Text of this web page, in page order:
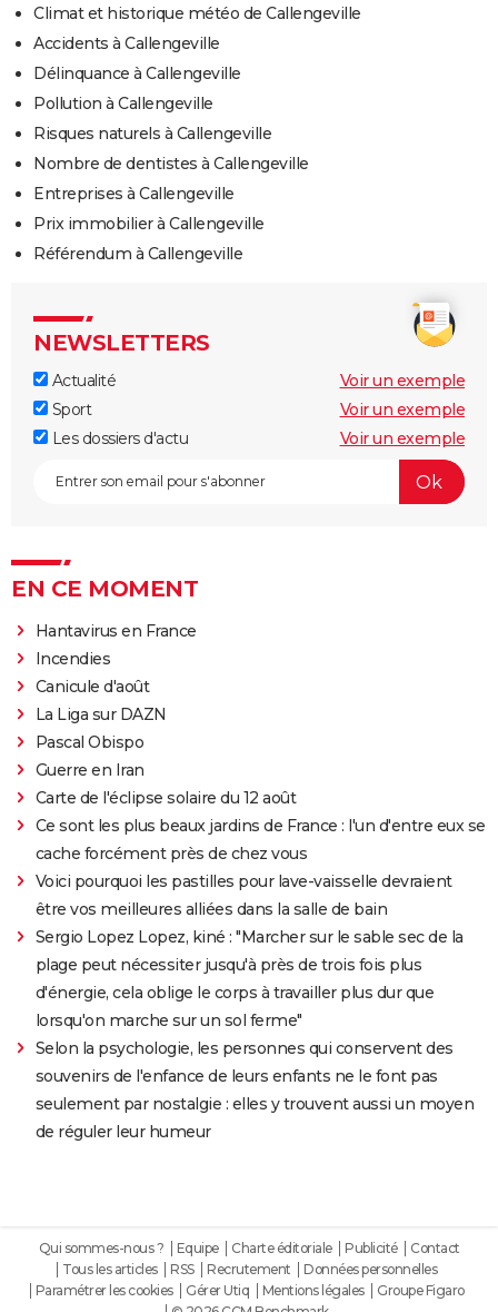
Climat et historique météo de Callengeville
Accidents à Callengeville
Délinquance à Callengeville
Pollution à Callengeville
Risques naturels à Callengeville
Nombre de dentistes à Callengeville
Entreprises à Callengeville
Prix immobilier à Callengeville
Référendum à Callengeville
NEWSLETTERS
Actualité
Voir un exemple
Sport
Voir un exemple
Les dossiers d'actu
Voir un exemple
EN CE MOMENT
Hantavirus en France
Incendies
Canicule d'août
La Liga sur DAZN
Pascal Obispo
Guerre en Iran
Carte de l'éclipse solaire du 12 août
Ce sont les plus beaux jardins de France : l'un d'entre eux se
cache forcément près de chez vous
Voici pourquoi les pastilles pour lave-vaisselle devraient
être vos meilleures alliées dans la salle de bain
Sergio Lopez Lopez, kiné : "Marcher sur le sable sec de la
plage peut nécessiter jusqu'à près de trois fois plus
d'énergie, cela oblige le corps à travailler plus dur que
lorsqu'on marche sur un sol ferme"
Selon la psychologie, les personnes qui conservent des
souvenirs de l'enfance de leurs enfants ne le font pas
seulement par nostalgie : elles y trouvent aussi un moyen
de réguler leur humeur
Qui sommes-nous ? Equipe Charte éditoriale Publicité
Contact
Tous les articles
RSS Recrutement
Données personnelles
Paramétrer les cookies
Gérer Utiq Mentions légales
Groupe Figaro